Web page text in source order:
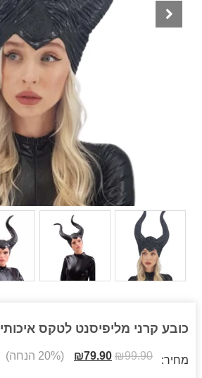
כובע קרני מליפיסנט לטקס איכותי
מחיר: ₪99.90
₪79.90 (20% הנחה)